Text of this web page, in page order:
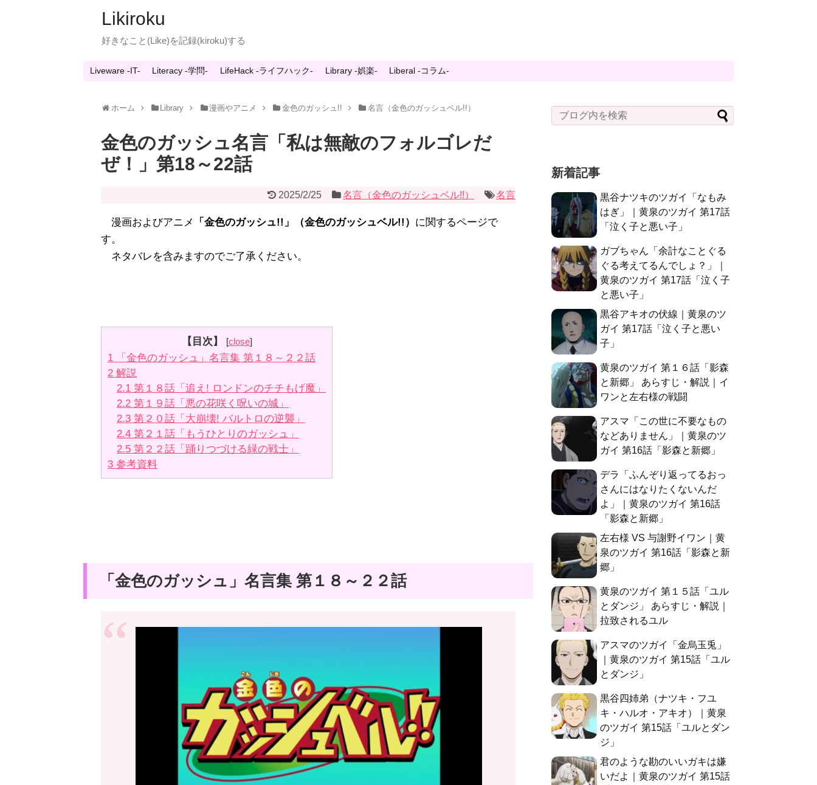
Likiroku
好きなこと(Like)を記録(kiroku)する
Liveware -IT- Literacy -学問- LifeHack -ライフハック- Library -娯楽- Liberal -コラム-
ホーム Library 漫画やアニメ 金色のガッシュ!! 名言（金色のガッシュベル!!）
金色のガッシュ名言「私は無敵のフォルゴレだ
ぜ！」第18～22話
2025/2/25 名言（金色のガッシュベル!!） 名言
漫画およびアニメ 「金色のガッシュ!!」（金色のガッシュベル!!） に関するページで
す。
ネタバレを含みますのでご了承ください。
【目次】 [close]
1 「金色のガッシュ」名言集 第１８～２２話
2 解説
2.1 第１８話「追え! ロンドンのチチもげ魔」
2.2 第１９話「悪の花咲く呪いの城」
2.3 第２０話「大崩壊! バルトロの逆襲」
2.4 第２１話「もうひとりのガッシュ」
2.5 第２２話「踊りつづける緑の戦士」
3 参考資料
「金色のガッシュ」名言集 第１８～２２話
新着記事
黒谷ナツキのツガイ「なもみ
はぎ」｜黄泉のツガイ 第17話
「泣く子と悪い子」
ガブちゃん「余計なことぐる
ぐる考えてるんでしょ？」｜
黄泉のツガイ 第17話「泣く子
と悪い子」
黒谷アキオの伏線｜黄泉のツ
ガイ 第17話「泣く子と悪い
子」
黄泉のツガイ 第１６話「影森
と新郷」 あらすじ・解説｜イ
ワンと左右様の戦闘
アスマ「この世に不要なもの
などありません」｜黄泉のツ
ガイ 第16話「影森と新郷」
デラ「ふんぞり返ってるおっ
さんにはなりたくないんだ
よ」｜黄泉のツガイ 第16話
「影森と新郷」
左右様 VS 与謝野イワン｜黄
泉のツガイ 第16話「影森と新
郷」
黄泉のツガイ 第１５話「ユル
とダンジ」 あらすじ・解説｜
拉致されるユル
アスマのツガイ「金烏玉兎」
｜黄泉のツガイ 第15話「ユル
とダンジ」
黒谷四姉弟（ナツキ・フユ
キ・ハルオ・アキオ）｜黄泉
のツガイ 第15話「ユルとダン
ジ」
君のような勘のいいガキは嫌
いだよ｜黄泉のツガイ 第15話